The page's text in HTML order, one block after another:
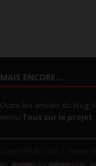
MAIS ENCORE…
Outre les articles du blog,
menu Tout sur le projet